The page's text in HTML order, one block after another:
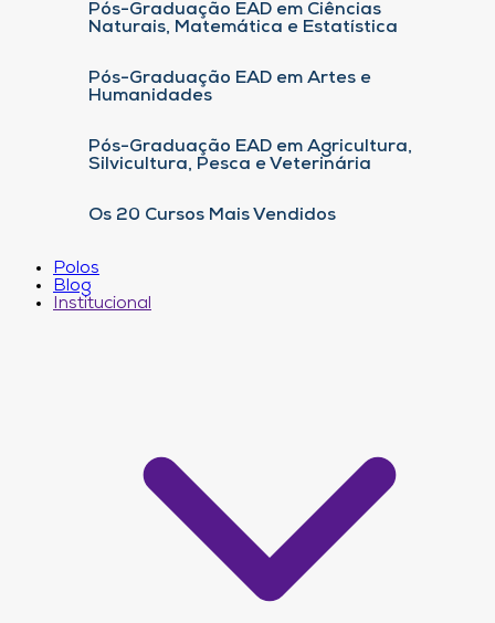
Pós-Graduação EAD em Ciências
Naturais, Matemática e Estatística
Pós-Graduação EAD em Artes e
Humanidades
Pós-Graduação EAD em Agricultura,
Silvicultura, Pesca e Veterinária
Os 20 Cursos Mais Vendidos
Polos
Blog
Institucional